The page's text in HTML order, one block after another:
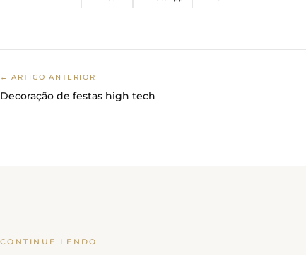
← ARTIGO ANTERIOR
Decoração de festas high tech
CONTINUE LENDO